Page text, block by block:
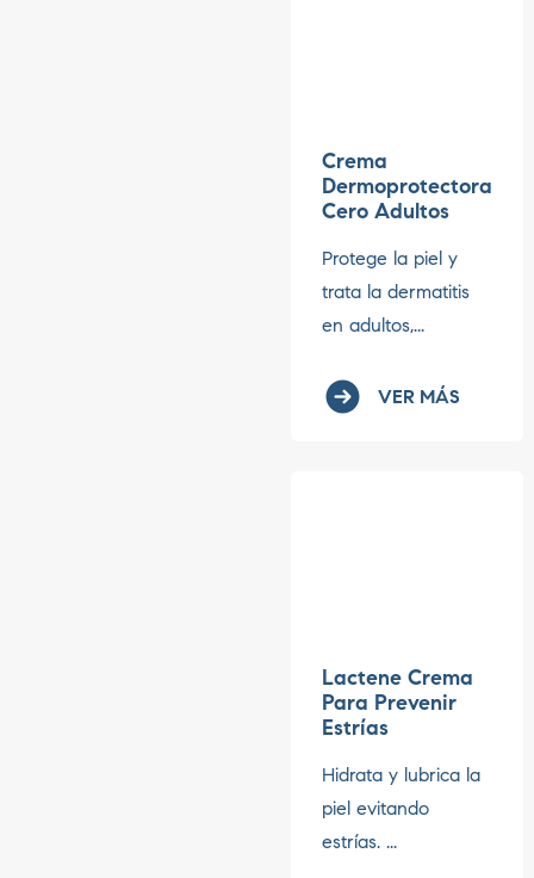
Crema
Dermoprotectora
Cero Adultos
Protege la piel y
trata la dermatitis
en adultos,...
VER MÁS
Lactene Crema
Para Prevenir
Estrías
Hidrata y lubrica la
piel evitando
estrías. ...